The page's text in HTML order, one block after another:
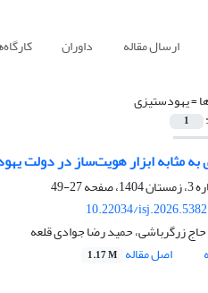
ارسال مقاله داوران
=یهودستیزی
1
مثابه ابزار هویت‌ساز در دولت
27-49
10.22034/
زرگرباشی، حمید رضا جوادی قلعه
اصل مقاله 1.17 M